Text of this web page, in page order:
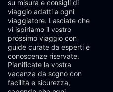
su misura e consigli di
viaggio adatti a ogni
viaggiatore. Lasciate che
vi ispiriamo il vostro
prossimo viaggio con
guide curate da esperti e
conoscenze riservate.
Pianificate la vostra
vacanza da sogno con
facilità e sicurezza,